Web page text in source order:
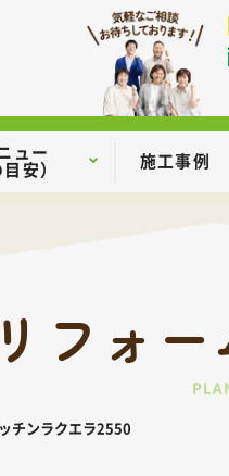
ュー
安） 施工事例
リフォ
チンラクエラ2550